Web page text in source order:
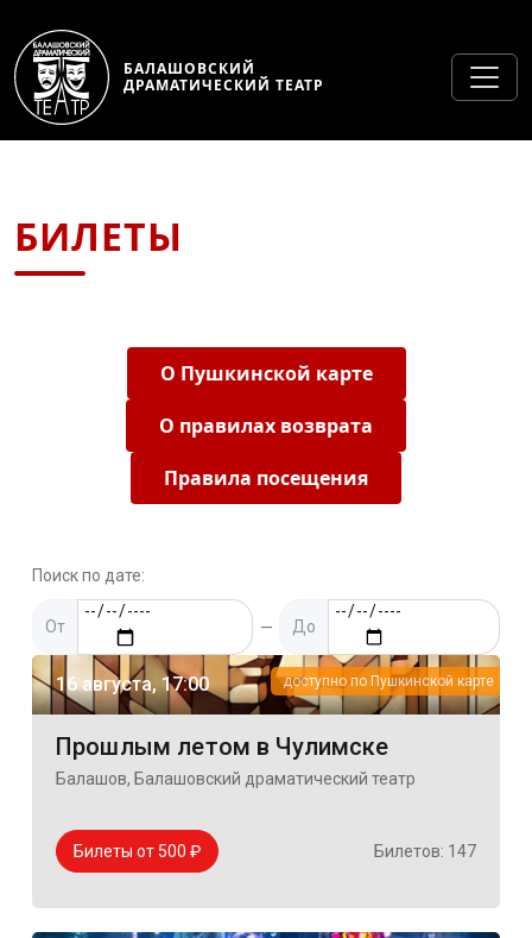
БАЛАШОВСКИЙ
ДРАМАТИЧЕСКИЙ ТЕАТР
БИЛЕТЫ
О Пушкинской карте
О правилах возврата
Правила посещения